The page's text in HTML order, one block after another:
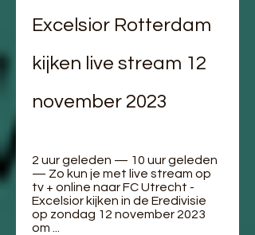
Excelsior Rotterdam
kijken live stream 12
november 2023
2 uur geleden — 10 uur geleden
— Zo kun je met live stream op
tv + online naar FC Utrecht -
Excelsior kijken in de Eredivisie
op zondag 12 november 2023
om ...